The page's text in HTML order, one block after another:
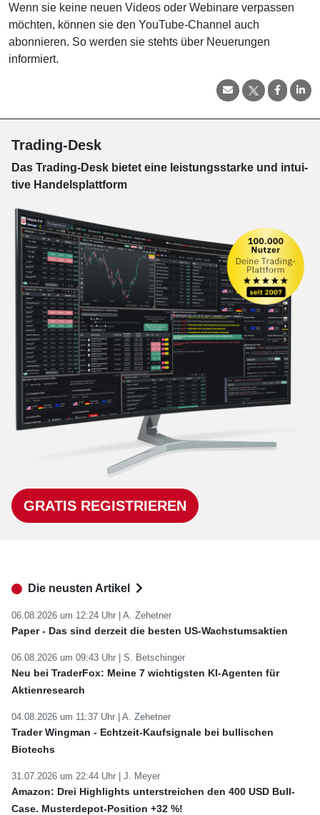
Wenn sie keine neuen Videos oder Webinare verpassen
möchten, können sie den YouTube-Channel auch
abonnieren. So werden sie stehts über Neuerungen
informiert.
Trading-Desk
Das Trading-Desk bie­tet eine leis­tungs­star­ke und in­tui­
tive Han­dels­platt­form
GRATIS REGISTRIEREN
Die neusten Artikel
06.08.2026 um 12:24 Uhr | A. Zehetner
Paper - Das sind derzeit die besten US-Wachstumsaktien
06.08.2026 um 09:43 Uhr | S. Betschinger
Neu bei TraderFox: Meine 7 wichtigsten KI-Agenten für
Aktienresearch
04.08.2026 um 11:37 Uhr | A. Zehetner
Trader Wingman - Echtzeit-Kaufsignale bei bullischen
Biotechs
31.07.2026 um 22:44 Uhr | J. Meyer
Amazon: Drei Highlights unterstreichen den 400 USD Bull-
Case. Musterdepot-Position +32 %!